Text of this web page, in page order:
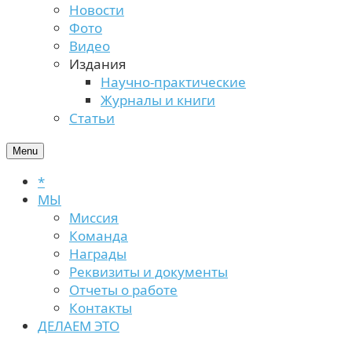
Новости
Фото
Видео
Издания
Научно-практические
Журналы и книги
Статьи
Menu
*
МЫ
Миссия
Команда
Награды
Реквизиты и документы
Отчеты о работе
Контакты
ДЕЛАЕМ ЭТО